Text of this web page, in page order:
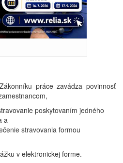
práce zavádza povinnosť
poskytovaním jedného
a
stravovania formou
v elektronickej forme.